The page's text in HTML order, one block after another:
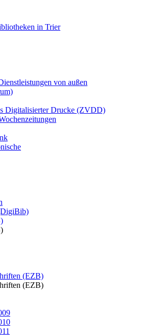
in Trier
von außen
Digitalisierter Drucke (ZVDD)
(EZB)
(EZB)